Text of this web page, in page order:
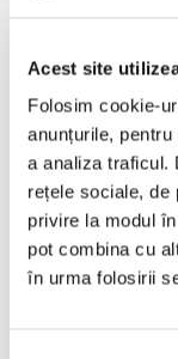
Acest site
Folosim cookie-
anunțurile,
a analiza traficul.
rețele sociale, de
privire la modul
pot combina cu
în urma folosirii
13 Iulie 2026